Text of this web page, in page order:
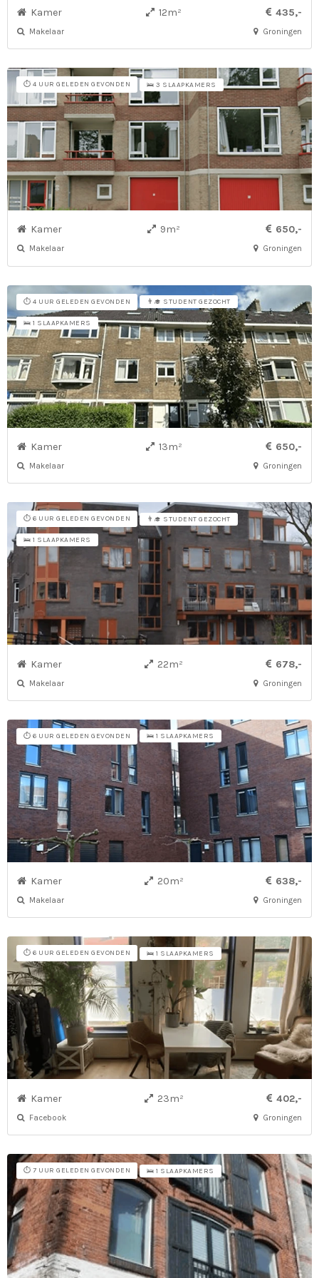
Kamer 12m² 435,-
Makelaar Groningen
⏱️ 4 UUR GELEDEN GEVONDEN 🛌 3 SLAAPKAMERS
Kamer 9m² 650,-
Makelaar Groningen
⏱️ 4 UUR GELEDEN GEVONDEN 👨‍🎓 STUDENT GEZOCHT
🛌 1 SLAAPKAMERS
Kamer 13m² 650,-
Makelaar Groningen
⏱️ 6 UUR GELEDEN GEVONDEN 👨‍🎓 STUDENT GEZOCHT
🛌 1 SLAAPKAMERS
Kamer 22m² 678,-
Makelaar Groningen
⏱️ 6 UUR GELEDEN GEVONDEN 🛌 1 SLAAPKAMERS
Kamer 20m² 638,-
Makelaar Groningen
⏱️ 6 UUR GELEDEN GEVONDEN 🛌 1 SLAAPKAMERS
Kamer 23m² 402,-
Facebook Groningen
⏱️ 7 UUR GELEDEN GEVONDEN 🛌 1 SLAAPKAMERS